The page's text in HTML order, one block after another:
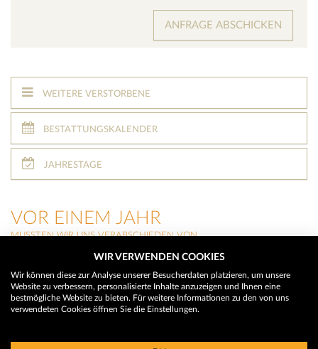
WEITERE VERSTORBENE
BESTATTUNGSKALENDER
JAHRESTAGE
VOR EINEM JAHR
MUSSTEN WIR UNS VERABSCHIEDEN VON
JOHANN STROBL
(Millstatt am See)
JOSEF RENNER
(Sachsenburg)
WIR VERWENDEN COOKIES
Wir können diese zur Analyse unserer Besucherdaten platzieren, um unsere
Website zu verbessern, personalisierte Inhalte anzuzeigen und Ihnen eine
bestmögliche Website zu bieten. Für weitere Informationen zu den von uns
verwendeten Cookies öffnen Sie die Einstellungen.